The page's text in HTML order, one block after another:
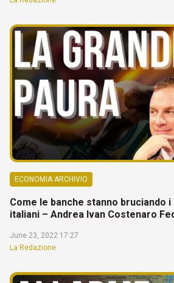
ECONOMIA ARCHIVIO
Come le banche stanno bruciando
italiani – Andrea Ivan Costenaro
June 23, 2022 17:27
La Redazione